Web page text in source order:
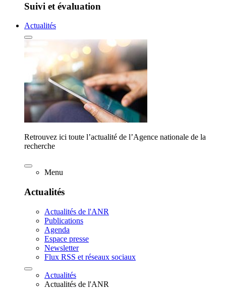
Suivi et évaluation
Actualités
Retrouvez ici toute l’actualité de l’Agence nationale de la
recherche
Menu
Actualités
Actualités de l'ANR
Publications
Agenda
Espace presse
Newsletter
Flux RSS et réseaux sociaux
Actualités
Actualités de l'ANR